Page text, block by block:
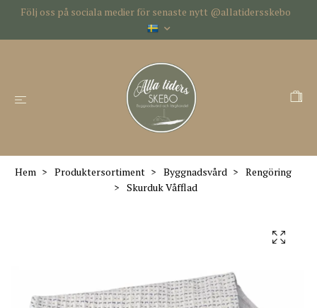
Följ oss på sociala medier för senaste nytt @allatidersskebo
Hem Produktersortiment Byggnadsvård
Rengöring
Skurduk Våfflad